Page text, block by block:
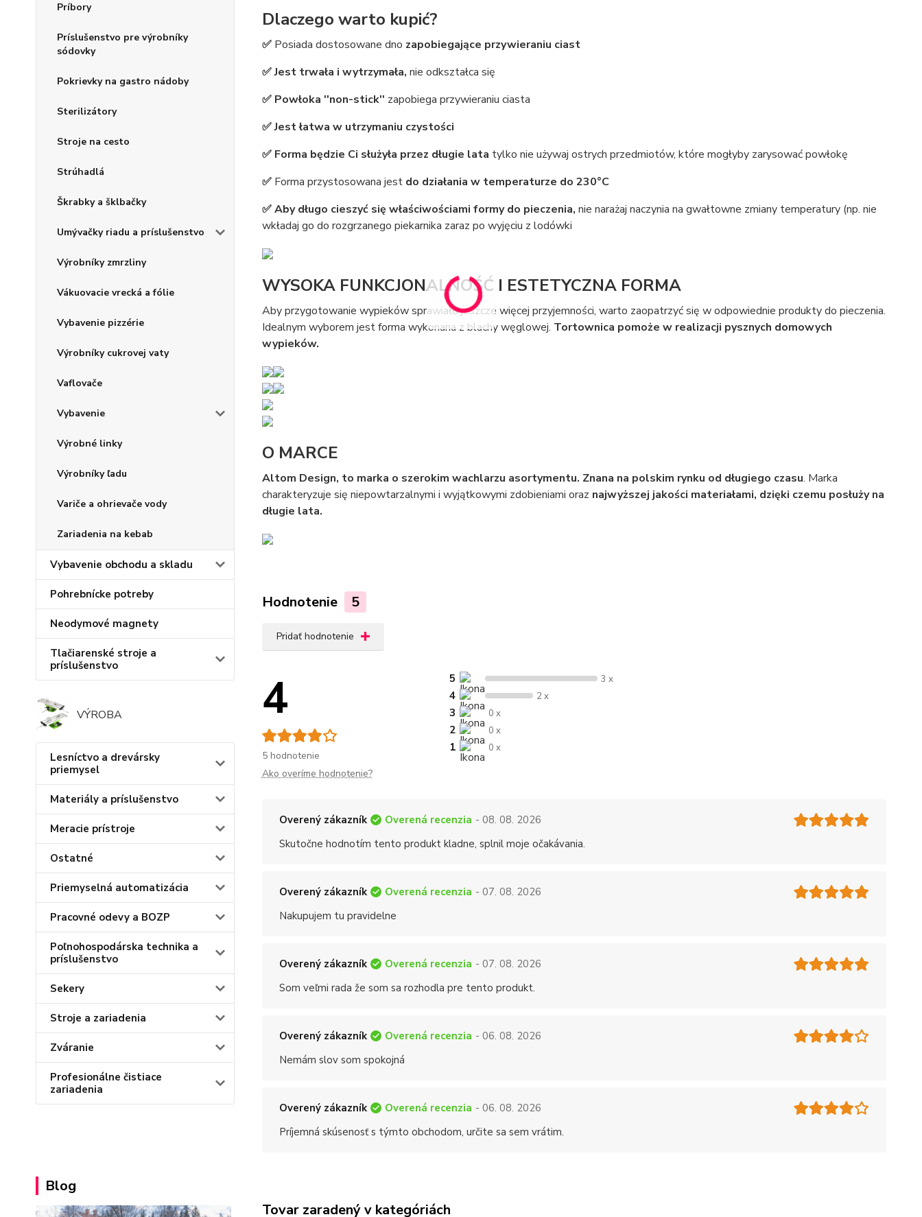
Príbory
Príslušenstvo pre výrobníky
sódovky
Pokrievky na gastro nádoby
Sterilizátory
Stroje na cesto
Strúhadlá
Škrabky a šklbačky
Umývačky riadu a príslušenstvo
Výrobníky zmrzliny
Vákuovacie vrecká a fólie
Vybavenie pizzérie
Výrobníky cukrovej vaty
Vaflovače
Vybavenie
Výrobné linky
Výrobníky ľadu
Variče a ohrievače vody
Zariadenia na kebab
Vybavenie obchodu a skladu
Pohrebnícke potreby
Neodymové magnety
Tlačiarenské stroje a
príslušenstvo
VÝROBA
Lesníctvo a drevársky
priemysel
Materiály a príslušenstvo
Meracie prístroje
Ostatné
Priemyselná automatizácia
Pracovné odevy a BOZP
Poľnohospodárska technika a
príslušenstvo
Sekery
Stroje a zariadenia
Zváranie
Profesionálne čistiace
zariadenia
Blog
Dlaczego warto kupić?
✅ Posiada dostosowane dno zapobiegające przywieraniu ciast
✅ Jest trwała i wytrzymała, nie odkształca się
✅ Powłoka ''non-stick'' zapobiega przywieraniu ciasta
✅ Jest łatwa w utrzymaniu czystości
✅ Forma będzie Ci służyła przez długie lata tylko nie używaj ostrych przedmiotów, które mogłyby zarysować powłokę
✅ Forma przystosowana jestdo działania w temperaturze do 230°C
✅ Aby długo cieszyć się właściwościami formy do pieczenia, nie narażaj naczynia na gwałtowne zmiany temperatury (np. nie
wkładaj go do rozgrzanego piekarnika zaraz po wyjęciu z lodówki
WYSOKA FUNKCJONALNOŚĆ I ESTETYCZNA FORMA
Aby przygotowanie wypieków sprawiało jeszcze więcej przyjemności, warto zaopatrzyć się w odpowiednie produkty do pieczenia.
Idealnym wyborem jest forma wykonana z blachy węglowej. Tortownica pomoże w realizacji pysznych domowych
wypieków.
O MARCE
Altom Design, to marka o szerokim wachlarzu asortymentu. Znana na polskim rynku od długiego czasu. Marka
charakteryzuje się niepowtarzalnymi i wyjątkowymi zdobieniami oraz najwyższej jakości materiałami, dzięki czemu posłuży na
długie lata.
Hodnotenie 5
Pridať hodnotenie
4
5 hodnotenie
5 3 x
4 2 x
3 0 x
2 0 x
1 0 x
Ako overíme hodnotenie?
Overený zákazník Overená recenzia - 08. 08. 2026
Skutočne hodnotím tento produkt kladne, splnil moje očakávania.
Overený zákazník Overená recenzia - 07. 08. 2026
Nakupujem tu pravidelne
Overený zákazník Overená recenzia - 07. 08. 2026
Som veľmi rada že som sa rozhodla pre tento produkt.
Overený zákazník Overená recenzia - 06. 08. 2026
Nemám slov som spokojná
Overený zákazník Overená recenzia - 06. 08. 2026
Príjemná skúsenosť s týmto obchodom, určite sa sem vrátim.
Tovar zaradený v kategóriách